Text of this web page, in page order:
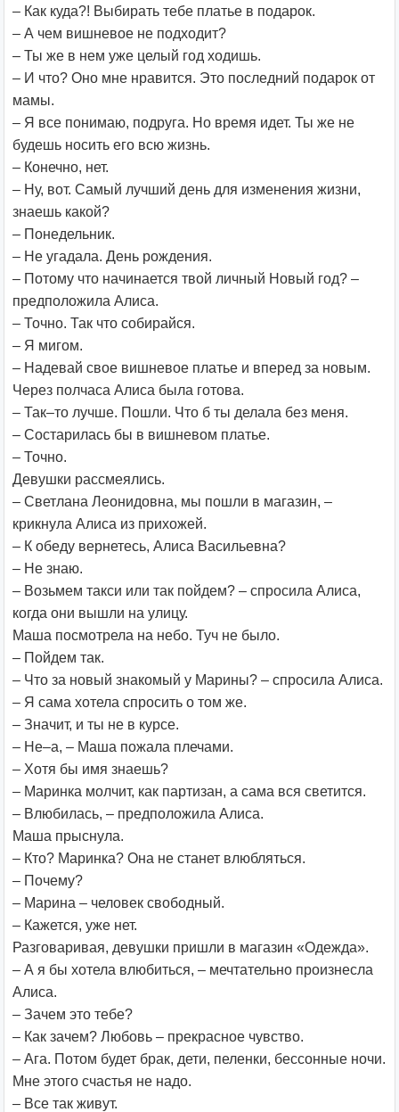
– Как куда?! Выбирать тебе платье в подарок.
– А чем вишневое не подходит?
– Ты же в нем уже целый год ходишь.
– И что? Оно мне нравится. Это последний подарок от
мамы.
– Я все понимаю, подруга. Но время идет. Ты же не
будешь носить его всю жизнь.
– Конечно, нет.
– Ну, вот. Самый лучший день для изменения жизни,
знаешь какой?
– Понедельник.
– Не угадала. День рождения.
– Потому что начинается твой личный Новый год? –
предположила Алиса.
– Точно. Так что собирайся.
– Я мигом.
– Надевай свое вишневое платье и вперед за новым.
Через полчаса Алиса была готова.
– Так–то лучше. Пошли. Что б ты делала без меня.
– Состарилась бы в вишневом платье.
– Точно.
Девушки рассмеялись.
– Светлана Леонидовна, мы пошли в магазин, –
крикнула Алиса из прихожей.
– К обеду вернетесь, Алиса Васильевна?
– Не знаю.
– Возьмем такси или так пойдем? – спросила Алиса,
когда они вышли на улицу.
Маша посмотрела на небо. Туч не было.
– Пойдем так.
– Что за новый знакомый у Марины? – спросила Алиса.
– Я сама хотела спросить о том же.
– Значит, и ты не в курсе.
– Не–а, – Маша пожала плечами.
– Хотя бы имя знаешь?
– Маринка молчит, как партизан, а сама вся светится.
– Влюбилась, – предположила Алиса.
Маша прыснула.
– Кто? Маринка? Она не станет влюбляться.
– Почему?
– Марина – человек свободный.
– Кажется, уже нет.
Разговаривая, девушки пришли в магазин «Одежда».
– А я бы хотела влюбиться, – мечтательно произнесла
Алиса.
– Зачем это тебе?
– Как зачем? Любовь – прекрасное чувство.
– Ага. Потом будет брак, дети, пеленки, бессонные ночи.
Мне этого счастья не надо.
– Все так живут.